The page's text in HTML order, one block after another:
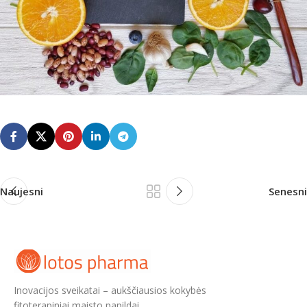
Naujesni Senesni
Inovacijos sveikatai – aukščiausios kokybės